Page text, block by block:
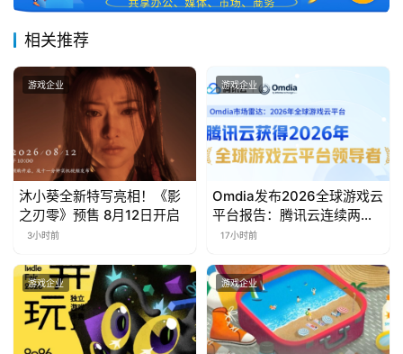
相关推荐
游戏企业
沐小葵全新特写亮相！《影
之刃零》预售 8月12日开启
3小时前
游戏企业
Omdia发布2026全球游戏云
平台报告：腾讯云连续两年
入选“领导者”象限
17小时前
游戏企业 游戏企业